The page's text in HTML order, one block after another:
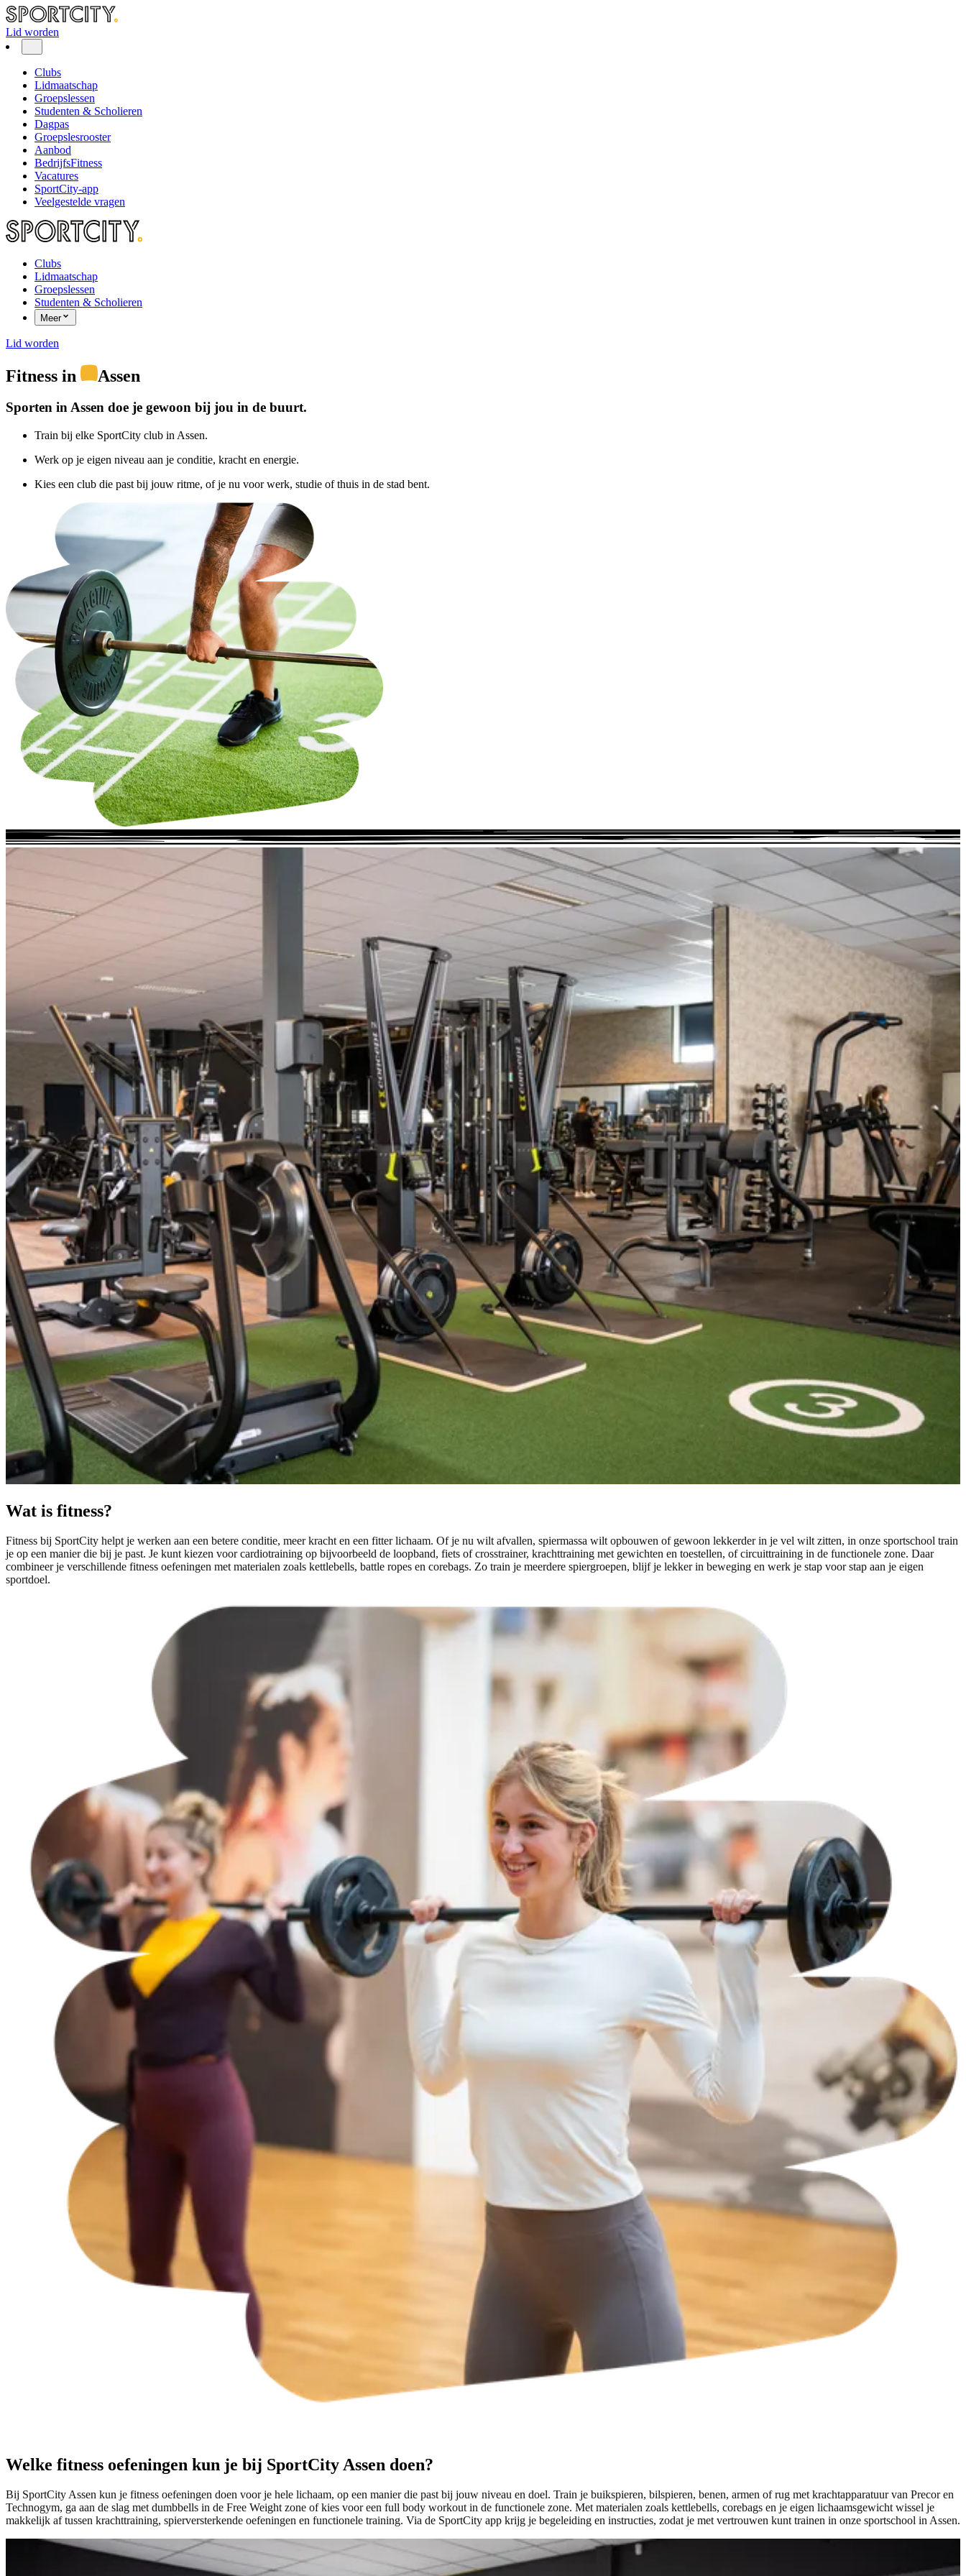
Lid worden
Clubs
Lidmaatschap
Groepslessen
Studenten & Scholieren
Dagpas
Groepslesrooster
Aanbod
BedrijfsFitness
Vacatures
SportCity-app
Veelgestelde vragen
Clubs
Lidmaatschap
Groepslessen
Studenten & Scholieren
Meer
Lid worden
Fitness in Assen
Sporten in Assen doe je gewoon bij jou in de buurt.
Train bij elke SportCity club in Assen.
Werk op je eigen niveau aan je conditie, kracht en energie.
Kies een club die past bij jouw ritme, of je nu voor werk, studie of thuis in de stad bent.
Wat is fitness?
Fitness bij SportCity helpt je werken aan een betere conditie, meer kracht en een fitter lichaam. Of je nu wilt afvallen, spiermassa wilt opbouwen of gewoon lekkerder in je vel wilt zitten, in onze sportschool train
je op een manier die bij je past. Je kunt kiezen voor cardiotraining op bijvoorbeeld de loopband, fiets of crosstrainer, krachttraining met gewichten en toestellen, of circuittraining in de functionele zone. Daar
combineer je verschillende fitness oefeningen met materialen zoals kettlebells, battle ropes en corebags. Zo train je meerdere spiergroepen, blijf je lekker in beweging en werk je stap voor stap aan je eigen
sportdoel.
Welke fitness oefeningen kun je bij SportCity Assen doen?
Bij SportCity Assen kun je fitness oefeningen doen voor je hele lichaam, op een manier die past bij jouw niveau en doel. Train je buikspieren, bilspieren, benen, armen of rug met krachtapparatuur van Precor en
Technogym, ga aan de slag met dumbbells in de Free Weight zone of kies voor een full body workout in de functionele zone. Met materialen zoals kettlebells, corebags en je eigen lichaamsgewicht wissel je
makkelijk af tussen krachttraining, spierversterkende oefeningen en functionele training. Via de SportCity app krijg je begeleiding en instructies, zodat je met vertrouwen kunt trainen in onze sportschool in Assen.